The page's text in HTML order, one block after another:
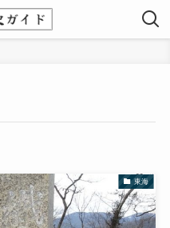
東海